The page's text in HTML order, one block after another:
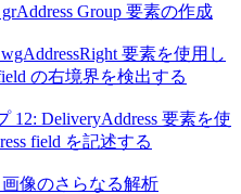
Group 要素の作成
要素を使用し
の右境界を検出する
12: DeliveryAddress 要素を使
field を記述する
画像のさらなる解析